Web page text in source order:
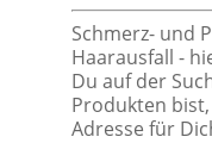
Schmerz- und
Haarausfall -
Du auf der
Produkten
Adresse für